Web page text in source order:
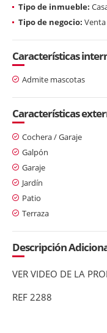
Tipo de inmueble:
Tipo de negocio: Venta
Características
Admite mascotas
Características
Cochera / Garaje
Galpón
Garaje
Jardín
Patio
Terraza
Descripción
VER VIDEO DE LA
REF 2288